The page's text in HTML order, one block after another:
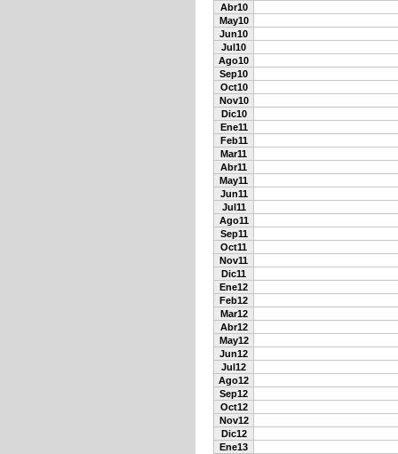
Abr10
May10
Jun10
Jul10
Ago10
Sep10
Oct10
Nov10
Dic10
Ene11
Feb11
Mar11
Abr11
May11
Jun11
Jul11
Ago11
Sep11
Oct11
Nov11
Dic11
Ene12
Feb12
Mar12
Abr12
May12
Jun12
Jul12
Ago12
Sep12
Oct12
Nov12
Dic12
Ene13